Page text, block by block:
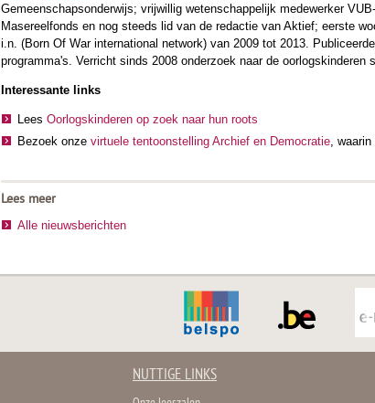
Gemeenschapsonderwijs; vrijwillig wetenschappelijk medewerker
Masereelfonds en nog steeds lid van de redactie van Aktief; eerste
i.n. (Born Of War international network) van 2009 tot 2013.
programma's. Verricht sinds 2008 onderzoek naar de oorlogskinderen
Interessante links
Lees Oorlogskinderen op zoek naar hun roots
Bezoek onze virtuele tentoonstelling Archief en Democratie ,
Lees meer
Alle nieuwsberichten
NUTTIGE LINKS